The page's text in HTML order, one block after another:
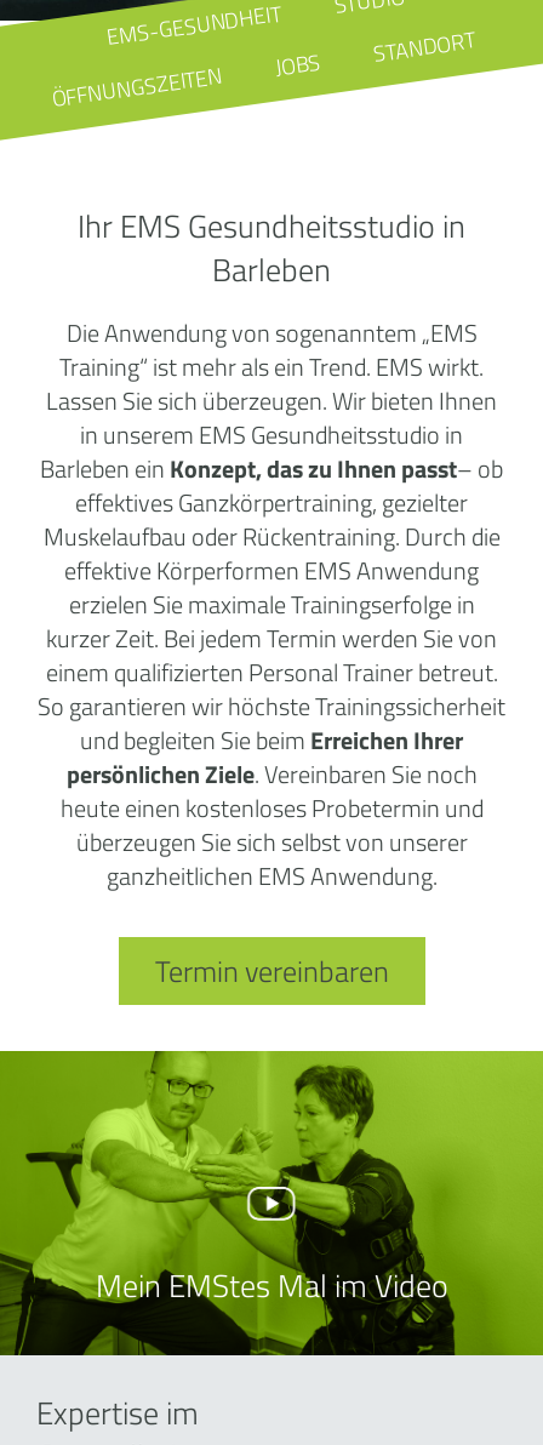
EMS-GESUNDHEIT
ÖFFNUNGSZEITEN JOBS STANDORT
Ihr EMS Gesundheitsstudio in
Barleben
Die Anwendung von sogenanntem „EMS
Training“ ist mehr als ein Trend. EMS wirkt.
Lassen Sie sich überzeugen. Wir bieten Ihnen
in unserem EMS Gesundheitsstudio in
Barleben einKonzept, das zu Ihnen passt– ob
effektives Ganzkörpertraining, gezielter
Muskelaufbau oder Rückentraining. Durch die
effektive Körperformen EMS Anwendung
erzielen Sie maximale Trainingserfolge in
kurzer Zeit. Bei jedem Termin werden Sie von
einem qualifizierten Personal Trainer betreut.
So garantieren wir höchste Trainingssicherheit
und begleiten Sie beimErreichen Ihrer
persönlichen Ziele. Vereinbaren Sie noch
heute einen kostenloses Probetermin und
überzeugen Sie sich selbst von unserer
ganzheitlichen EMS Anwendung.
Termin vereinbaren
Mein EMStes Mal im Video
Expertise im